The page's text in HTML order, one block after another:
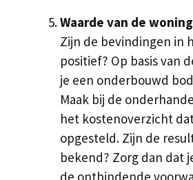
Waarde van de
Zijn de bevindingen in
positief? Op basis van
je een onderbouwd
Maak bij de
het kostenoverzicht
opgesteld. Zijn de
bekend? Zorg dan dat
de ontbindende